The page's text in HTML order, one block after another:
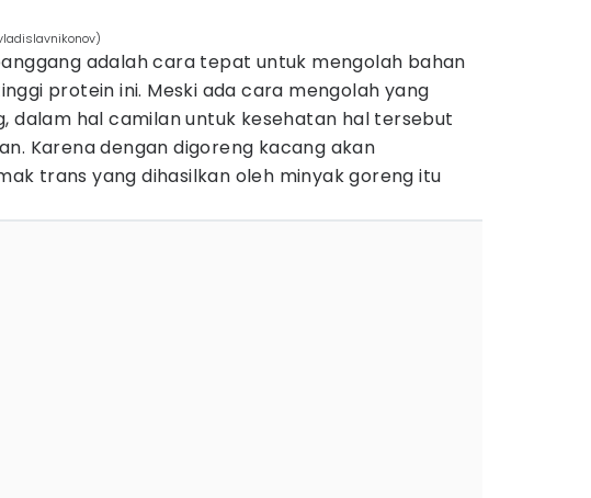
adalah cara tepat untuk mengolah bahan
protein ini. Meski ada cara mengolah yang
dalam hal camilan untuk kesehatan hal tersebut
Karena dengan digoreng kacang akan
trans yang dihasilkan oleh minyak goreng itu